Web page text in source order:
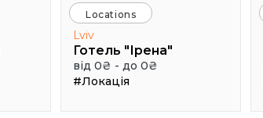
Locations
Lviv
Готель "Ірена"
від 0₴ - до 0₴
#Локація